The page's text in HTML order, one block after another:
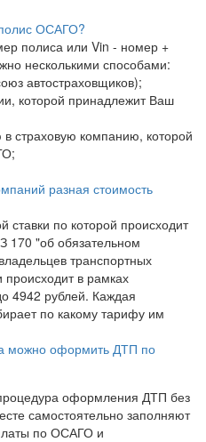
ОСАГО?
полиса или Vin - номер +
несколькими способами:
автостраховщиков);
которой принадлежит Ваш
страховую компанию, которой
разная стоимость
ставки по которой происходит
170 "об обязательном
транспортных
происходит в рамках
4942 рублей. Каждая
по какому тарифу им
можно оформить ДТП по
оформления ДТП без
самостоятельно заполняют
по ОСАГО и